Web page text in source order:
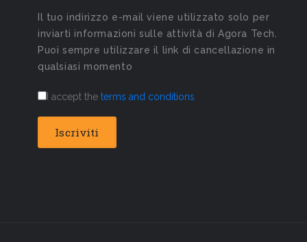
Il tuo indirizzo e-mail viene utilizzato solo per
inviarti informazioni sulle attività di Agora Tech.
Puoi sempre utilizzare il link di cancellazione in
qualsiasi momento
I accept the terms and conditions